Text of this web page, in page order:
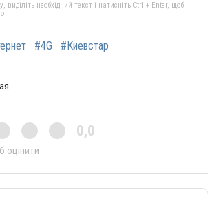
необхідний текст і натисніть Ctrl + Enter, щоб
#4G #Киевстар
0,0
оцінити